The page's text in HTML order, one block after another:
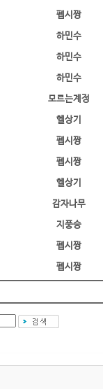
펩시짱
하민수
하민수
하민수
모르는계정
헬상기
펩시짱
펩시짱
헬상기
감자나무
지풍승
펩시짱
펩시짱